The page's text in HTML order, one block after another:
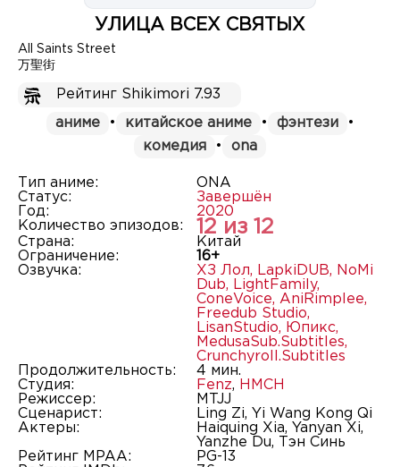
УЛИЦА ВСЕХ СВЯТЫХ
All Saints Street
万聖街
Рейтинг Shikimori 7.93
аниме • китайское аниме • фэнтези
•
комедия
• ona
Тип аниме:
ONA
Статус:
Завершён
Год:
2020
Количество эпизодов:
12 из 12
Страна:
Китай
Ограничение:
16+
Озвучка:
ХЗ Лол, LapkiDUB, NoMi
Dub, LightFamily,
ConeVoice, AniRimplee,
Freedub Studio,
LisanStudio, Юпикс,
MedusaSub.Subtitles,
Crunchyroll.Subtitles
Продолжительность:
4 мин.
Студия:
Fenz, HMCH
Режиссер:
MTJJ
Сценарист:
Ling Zi, Yi Wang Kong Qi
Актеры:
Haiquing Xia, Yanyan Xi,
Yanzhe Du, Тэн Синь
Рейтинг MPAA:
PG-13